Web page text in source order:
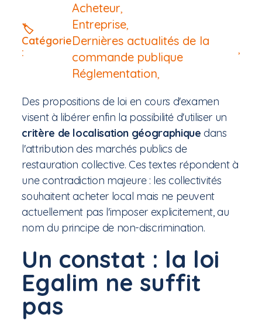
🏷️
Catégorie
:
Acheteur,
Entreprise,
Dernières actualités de la
commande publique
,
Réglementation,
Des propositions de loi en cours d'examen
visent à libérer enfin la possibilité d'utiliser un
critère de localisation géographique dans
l'attribution des marchés publics de
restauration collective. Ces textes répondent à
une contradiction majeure : les collectivités
souhaitent acheter local mais ne peuvent
actuellement pas l'imposer explicitement, au
nom du principe de non-discrimination.
Un constat : la loi
Egalim ne suffit
pas